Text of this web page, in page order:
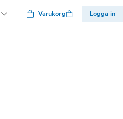
Varukorg Logga in